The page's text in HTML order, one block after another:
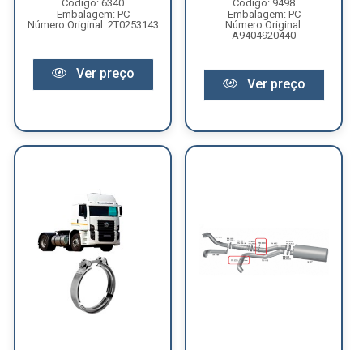
Código: 6340
Embalagem: PC
Número Original: 2T0253143
Ver preço
Código: 9498
Embalagem: PC
Número Original:
A9404920440
Ver preço